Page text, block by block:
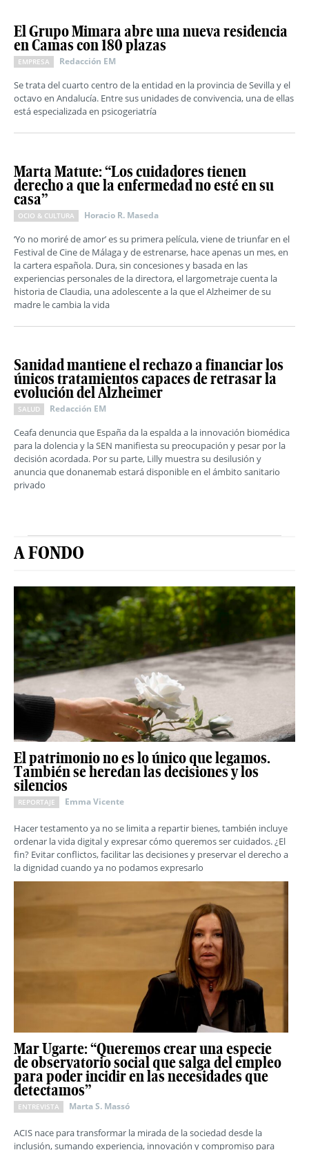
El Grupo Mimara abre una nueva residencia
en Camas con 180 plazas
EMPRESA Redacción EM
Se trata del cuarto centro de la entidad en la provincia de Sevilla y el
octavo en Andalucía. Entre sus unidades de convivencia, una de ellas
está especializada en psicogeriatría
Marta Matute: “Los cuidadores tienen
derecho a que la enfermedad no esté en su
casa”
OCIO & CULTURA Horacio R. Maseda
‘Yo no moriré de amor’ es su primera película, viene de triunfar en el
Festival de Cine de Málaga y de estrenarse, hace apenas un mes, en
la cartera española. Dura, sin concesiones y basada en las
experiencias personales de la directora, el largometraje cuenta la
historia de Claudia, una adolescente a la que el Alzheimer de su
madre le cambia la vida
Sanidad mantiene el rechazo a financiar los
únicos tratamientos capaces de retrasar la
evolución del Alzheimer
SALUD Redacción EM
Ceafa denuncia que España da la espalda a la innovación biomédica
para la dolencia y la SEN manifiesta su preocupación y pesar por la
decisión acordada. Por su parte, Lilly muestra su desilusión y
anuncia que donanemab estará disponible en el ámbito sanitario
privado
A FONDO
El patrimonio no es lo único que legamos.
También se heredan las decisiones y los
silencios
REPORTAJE Emma Vicente
Hacer testamento ya no se limita a repartir bienes, también incluye
ordenar la vida digital y expresar cómo queremos ser cuidados. ¿El
fin? Evitar conflictos, facilitar las decisiones y preservar el derecho a
la dignidad cuando ya no podamos expresarlo
Mar Ugarte: “Queremos crear una especie
de observatorio social que salga del empleo
para poder incidir en las necesidades que
detectamos”
ENTREVISTA Marta S. Massó
ACIS nace para transformar la mirada de la sociedad desde la
inclusión, sumando experiencia, innovación y compromiso para